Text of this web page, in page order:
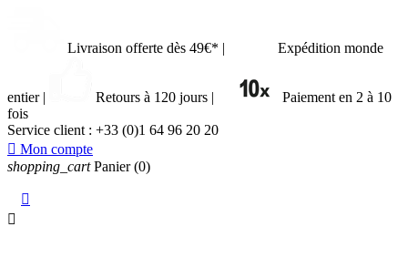
Livraison offerte dès 49€* | Expédition monde
entier | Retours à 120 jours |
Paiement en 2 à 10
fois
Service client : +33 (0)1 64 96 20 20
 Mon compte
shopping_cart Panier (0)

